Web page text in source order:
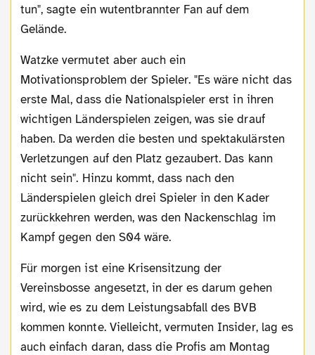
tun", sagte ein wutentbrannter Fan auf dem
Gelände.
Watzke vermutet aber auch ein
Motivationsproblem der Spieler. "Es wäre nicht das
erste Mal, dass die Nationalspieler erst in ihren
wichtigen Länderspielen zeigen, was sie drauf
haben. Da werden die besten und spektakulärsten
Verletzungen auf den Platz gezaubert. Das kann
nicht sein". Hinzu kommt, dass nach den
Länderspielen gleich drei Spieler in den Kader
zurückkehren werden, was den Nackenschlag im
Kampf gegen den S04 wäre.
Für morgen ist eine Krisensitzung der
Vereinsbosse angesetzt, in der es darum gehen
wird, wie es zu dem Leistungsabfall des BVB
kommen konnte. Vielleicht, vermuten Insider, lag es
auch einfach daran, dass die Profis am Montag